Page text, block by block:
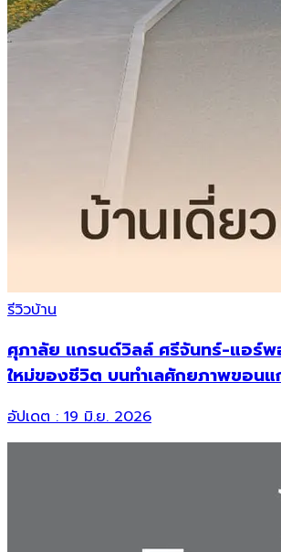
รีวิวบ้าน
ศุภาลัย แกรนด์วิลล์ ศรีจันทร์-แอร์
ใหม่ของชีวิต บนทำเลศักยภาพขอน
อัปเดต :19 มิ.ย. 2026